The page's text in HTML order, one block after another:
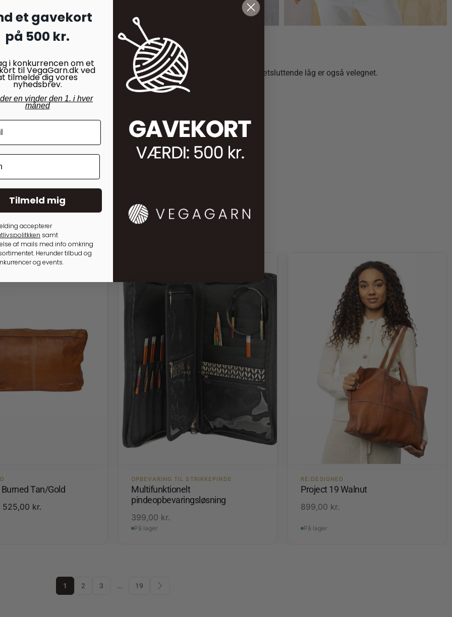
kr.
35,00kr.
dit garn og strik i plastikposer. En spand eller plastikbeholder med tætsluttende låg er også velegnet.
Tan/Gold
525,00 kr.
OPBEVARING TIL STRIKKEPINDE
Multifunktionelt
pindeopbevaringsløsning
399,00 kr.
På lager
RE:DESIGNED
Project 19 Walnut
899,00 kr.
På lager
1 2 3 … 19
et gavekort
på 500 kr.
i konkurrencen om et
til VegaGarn.dk ved
tilmelde dig vores
nyhedsbrev.
en vinder den 1. i hver
måned
Tilmeld mig
accepterer
samt
af mails med info omkring
Herunder tilbud og
og events.